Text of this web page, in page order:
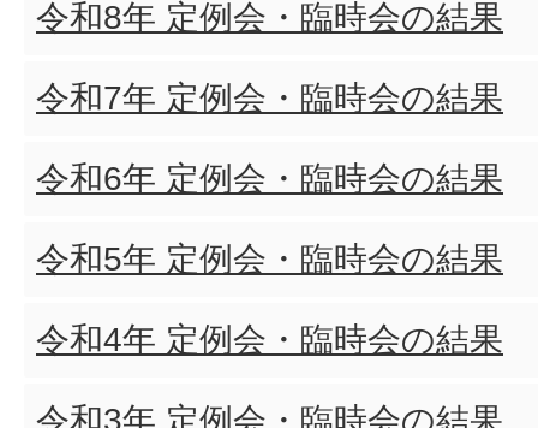
令和8年 定例会・臨時会の結果
令和7年 定例会・臨時会の結果
令和6年 定例会・臨時会の結果
令和5年 定例会・臨時会の結果
令和4年 定例会・臨時会の結果
令和3年 定例会・臨時会の結果